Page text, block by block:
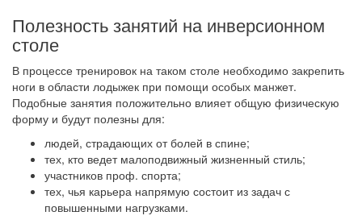
Полезность занятий на инверсионном
столе
В процессе тренировок на таком столе необходимо закрепить
ноги в области лодыжек при помощи особых манжет.
Подобные занятия положительно влияет общую физическую
форму и будут полезны для:
людей, страдающих от болей в спине;
тех, кто ведет малоподвижный жизненный стиль;
участников проф. спорта;
тех, чья карьера напрямую состоит из задач с
повышенными нагрузками.